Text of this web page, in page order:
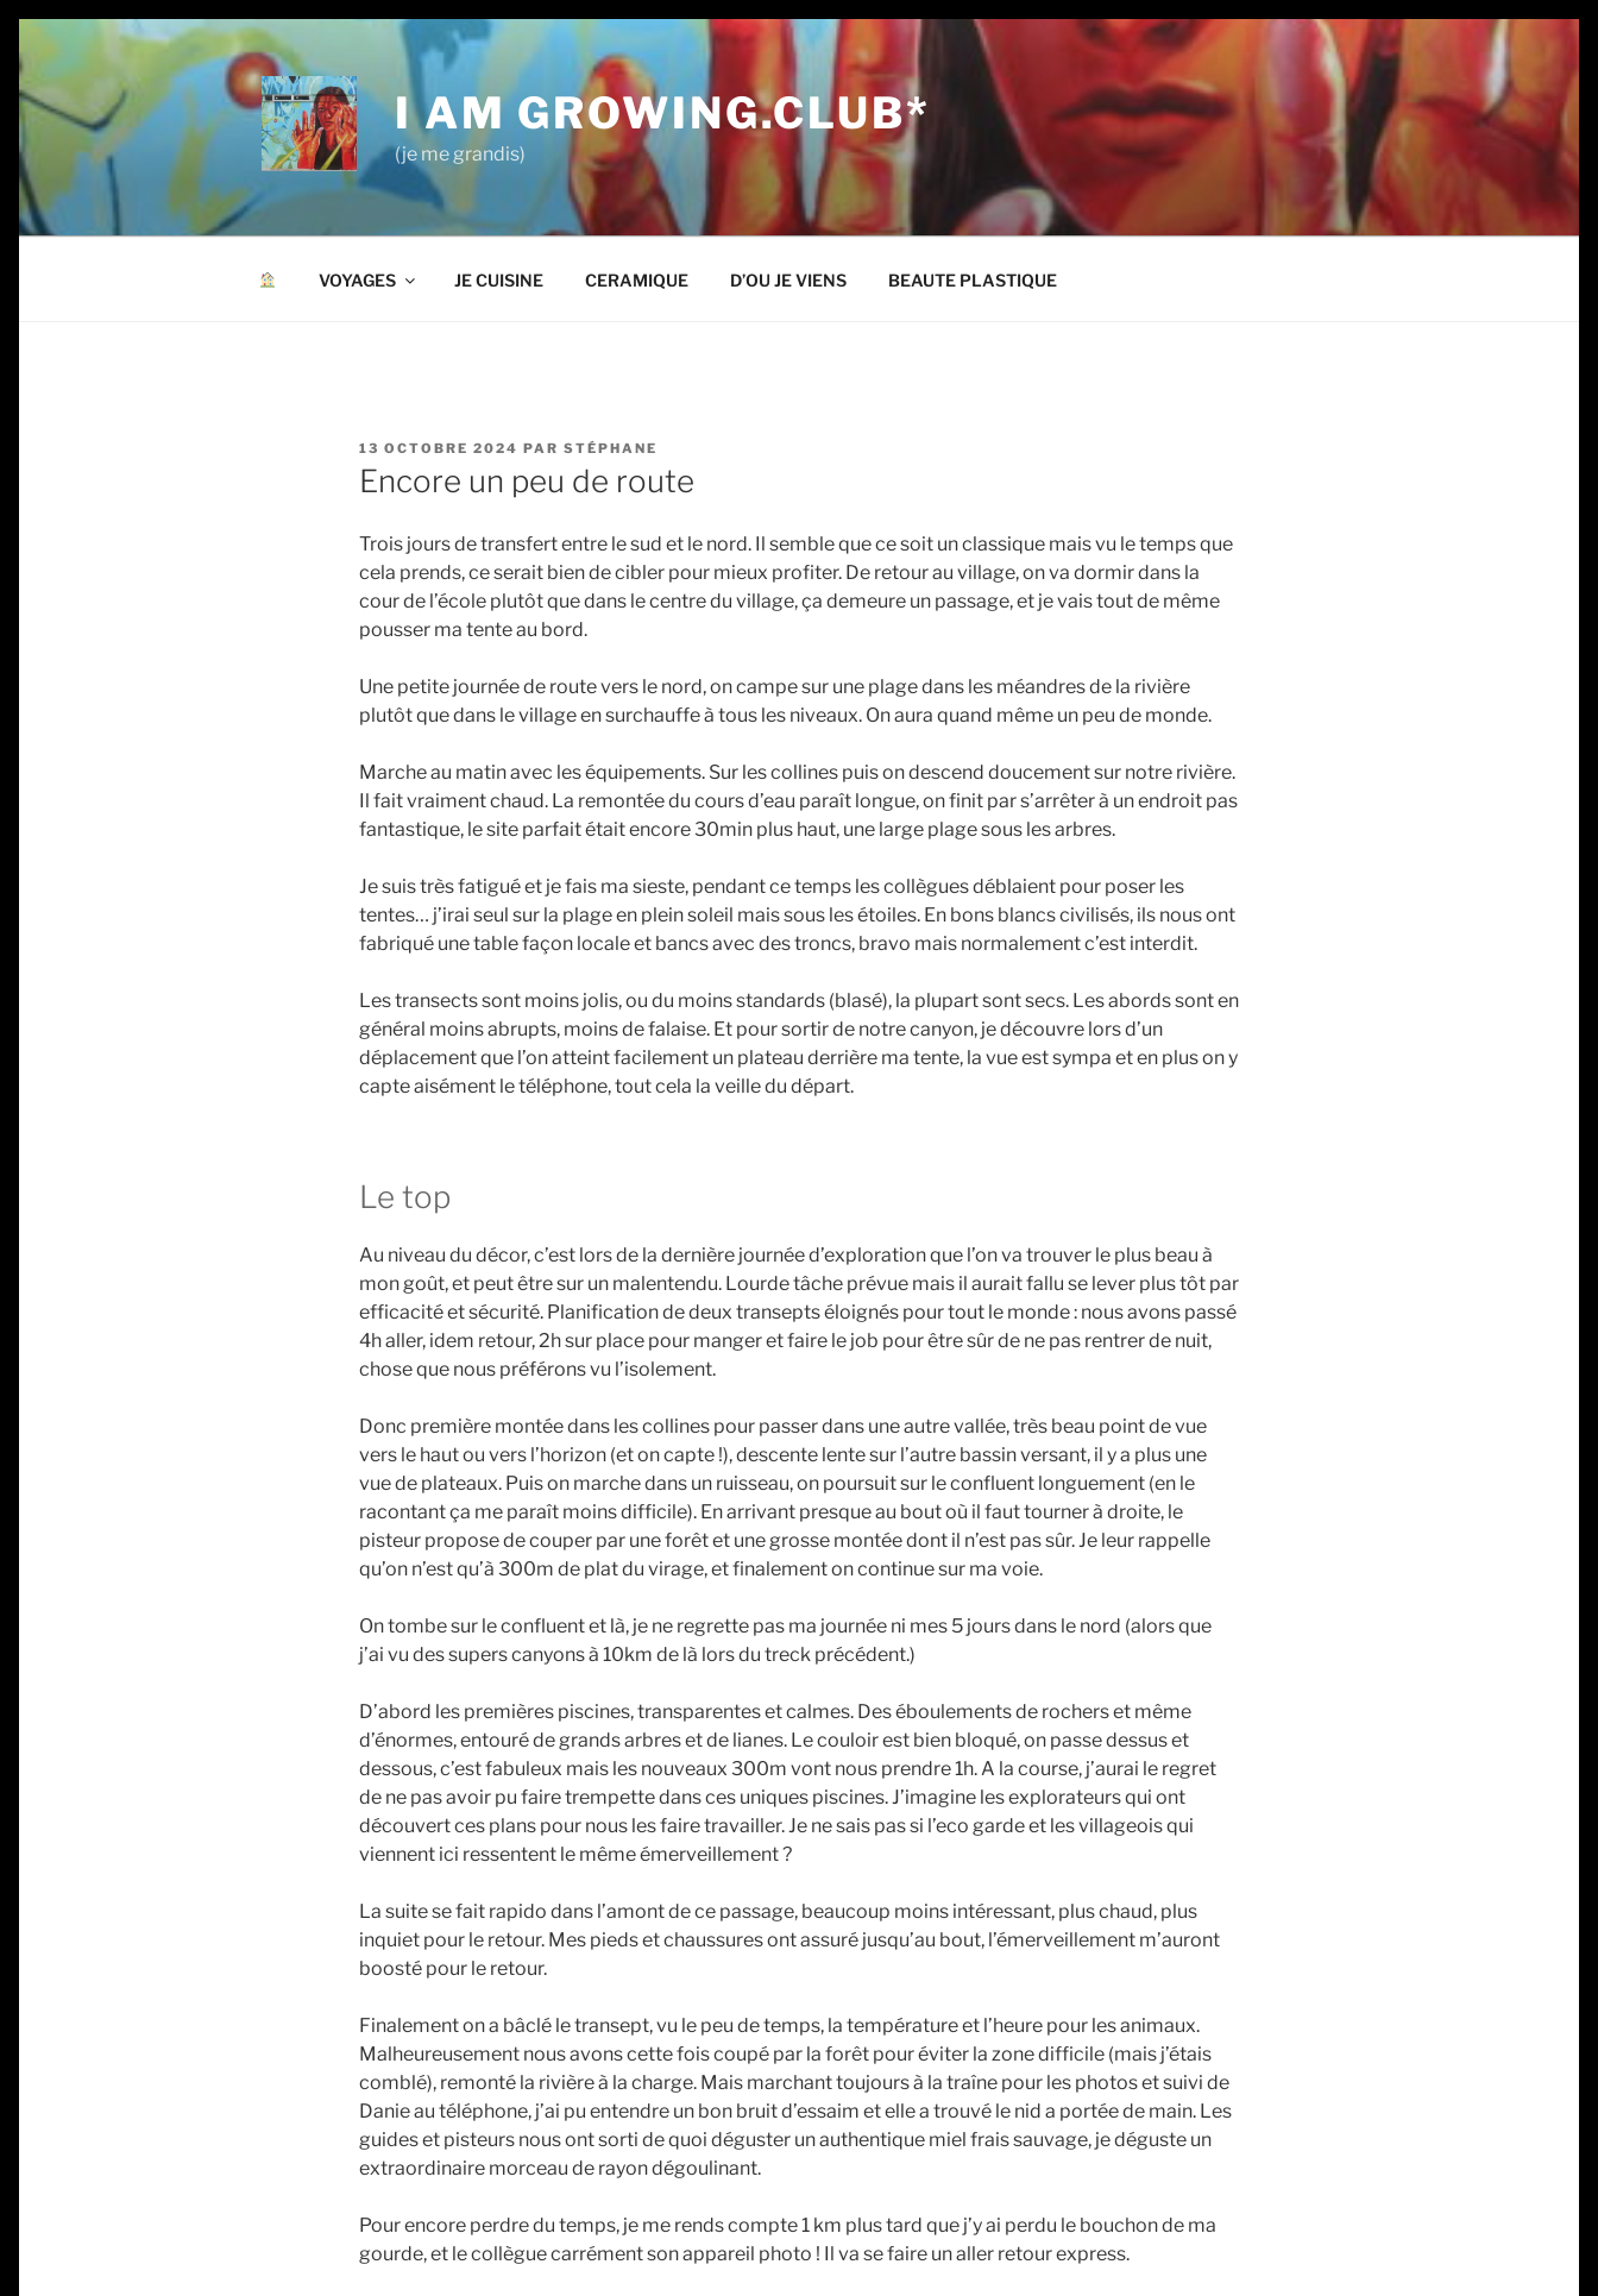
Aller
au
contenu
principal
I AM GROWING.CLUB*
(je me grandis)
VOYAGES JE CUISINE CERAMIQUE D’OU JE VIENS BEAUTE PLASTIQUE
PUBLIÉ
LE
13 OCTOBRE 2024 PAR STÉPHANE
Encore un peu de route
Trois jours de transfert entre le sud et le nord. Il semble que ce soit un classique mais vu le temps que
cela prends, ce serait bien de cibler pour mieux profiter. De retour au village, on va dormir dans la
cour de l’école plutôt que dans le centre du village, ça demeure un passage, et je vais tout de même
pousser ma tente au bord.
Une petite journée de route vers le nord, on campe sur une plage dans les méandres de la rivière
plutôt que dans le village en surchauffe à tous les niveaux. On aura quand même un peu de monde.
Marche au matin avec les équipements. Sur les collines puis on descend doucement sur notre rivière.
Il fait vraiment chaud. La remontée du cours d’eau paraît longue, on finit par s’arrêter à un endroit pas
fantastique, le site parfait était encore 30min plus haut, une large plage sous les arbres.
Je suis très fatigué et je fais ma sieste, pendant ce temps les collègues déblaient pour poser les
tentes… j’irai seul sur la plage en plein soleil mais sous les étoiles. En bons blancs civilisés, ils nous ont
fabriqué une table façon locale et bancs avec des troncs, bravo mais normalement c’est interdit.
Les transects sont moins jolis, ou du moins standards (blasé), la plupart sont secs. Les abords sont en
général moins abrupts, moins de falaise. Et pour sortir de notre canyon, je découvre lors d’un
déplacement que l’on atteint facilement un plateau derrière ma tente, la vue est sympa et en plus on y
capte aisément le téléphone, tout cela la veille du départ.
Le top
Au niveau du décor, c’est lors de la dernière journée d’exploration que l’on va trouver le plus beau à
mon goût, et peut être sur un malentendu. Lourde tâche prévue mais il aurait fallu se lever plus tôt par
efficacité et sécurité. Planification de deux transepts éloignés pour tout le monde : nous avons passé
4h aller, idem retour, 2h sur place pour manger et faire le job pour être sûr de ne pas rentrer de nuit,
chose que nous préférons vu l’isolement.
Donc première montée dans les collines pour passer dans une autre vallée, très beau point de vue
vers le haut ou vers l’horizon (et on capte !), descente lente sur l’autre bassin versant, il y a plus une
vue de plateaux. Puis on marche dans un ruisseau, on poursuit sur le confluent longuement (en le
racontant ça me paraît moins difficile). En arrivant presque au bout où il faut tourner à droite, le
pisteur propose de couper par une forêt et une grosse montée dont il n’est pas sûr. Je leur rappelle
qu’on n’est qu’à 300m de plat du virage, et finalement on continue sur ma voie.
On tombe sur le confluent et là, je ne regrette pas ma journée ni mes 5 jours dans le nord (alors que
j’ai vu des supers canyons à 10km de là lors du treck précédent.)
D’abord les premières piscines, transparentes et calmes. Des éboulements de rochers et même
d’énormes, entouré de grands arbres et de lianes. Le couloir est bien bloqué, on passe dessus et
dessous, c’est fabuleux mais les nouveaux 300m vont nous prendre 1h. A la course, j’aurai le regret
de ne pas avoir pu faire trempette dans ces uniques piscines. J’imagine les explorateurs qui ont
découvert ces plans pour nous les faire travailler. Je ne sais pas si l’eco garde et les villageois qui
viennent ici ressentent le même émerveillement ?
La suite se fait rapido dans l’amont de ce passage, beaucoup moins intéressant, plus chaud, plus
inquiet pour le retour. Mes pieds et chaussures ont assuré jusqu’au bout, l’émerveillement m’auront
boosté pour le retour.
Finalement on a bâclé le transept, vu le peu de temps, la température et l’heure pour les animaux.
Malheureusement nous avons cette fois coupé par la forêt pour éviter la zone difficile (mais j’étais
comblé), remonté la rivière à la charge. Mais marchant toujours à la traîne pour les photos et suivi de
Danie au téléphone, j’ai pu entendre un bon bruit d’essaim et elle a trouvé le nid a portée de main. Les
guides et pisteurs nous ont sorti de quoi déguster un authentique miel frais sauvage, je déguste un
extraordinaire morceau de rayon dégoulinant.
Pour encore perdre du temps, je me rends compte 1 km plus tard que j’y ai perdu le bouchon de ma
gourde, et le collègue carrément son appareil photo ! Il va se faire un aller retour express.